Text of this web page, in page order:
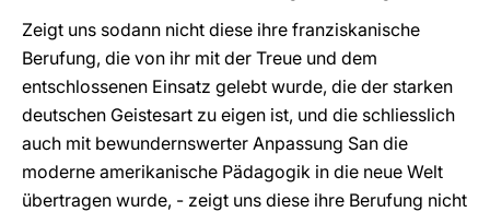
Zeigt uns sodann nicht diese ihre franziskanische
Berufung, die von ihr mit der Treue und dem
entschlossenen Einsatz gelebt wurde, die der starken
deutschen Geistesart zu eigen ist, und die schliesslich
auch mit bewundernswerter Anpassung San die
moderne amerikanische Pädagogik in die neue Welt
übertragen wurde, - zeigt uns diese ihre Berufung nicht